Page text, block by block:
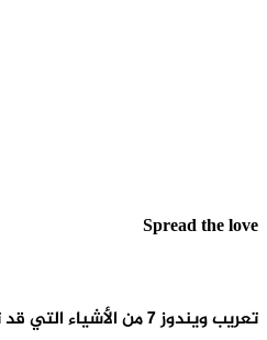
Spread the love
تعريب ويندوز 7 من الأشياء التي قد تلجأون لها في حالة لم يكن نظام التشغيل يتيح لكم عرض القوائم باللغة العربية.